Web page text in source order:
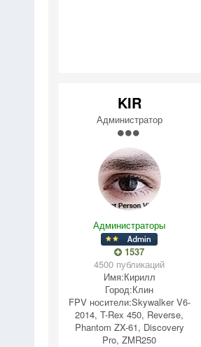
KIR
Администратор
Администраторы
1537
4500 публикаций
Имя:Кирилл
Город:Клин
FPV носители:Skywalker V6-
2014, T-Rex 450, Reverse,
Phantom ZX-61, Discovery
Pro, ZMR250